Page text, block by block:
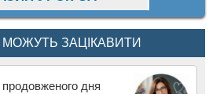
ЗАЦІКАВИТИ
дня